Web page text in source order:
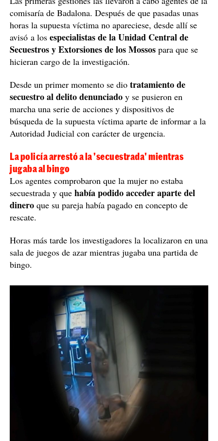
comisaría de Badalona. Después de que pasadas unas
horas la supuesta víctima no apareciese, desde allí se
avisó a los especialistas de la Unidad Central de
Secuestros y Extorsiones de los Mossos para que se
hicieran cargo de la investigación.
Desde un primer momento se dio tratamiento de
secuestro al delito denunciado y se pusieron en
marcha una serie de acciones y dispositivos de
búsqueda de la supuesta víctima aparte de informar a la
Autoridad Judicial con carácter de urgencia.
La policía arrestó a la 'secuestrada' mientras
jugaba al bingo
Los agentes comprobaron que la mujer no estaba
secuestrada y que había podido acceder aparte del
dinero que su pareja había pagado en concepto de
rescate.
Horas más tarde los investigadores la localizaron en una
sala de juegos de azar mientras jugaba una partida de
bingo.